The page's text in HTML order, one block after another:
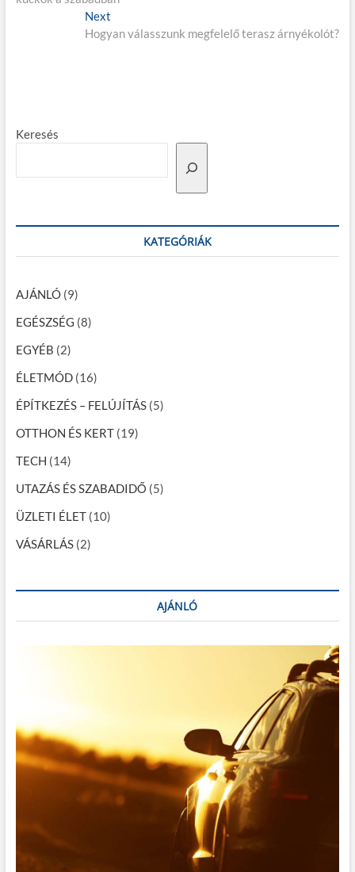
é
s
a
g
á
c
i
ó
Next
e
Hogyan válasszunk megfelelő terasz árnyékolót?
Keresés
KATEGÓRIÁK
AJÁNLÓ(9)
EGÉSZSÉG (8)
EGYÉB (2)
ÉLETMÓD(16)
ÉPÍTKEZÉS – FELÚJÍTÁS(5)
OTTHON ÉS KERT(19)
TECH (14)
UTAZÁS ÉS SZABADIDŐ (5)
ÜZLETI ÉLET(10)
VÁSÁRLÁS(2)
AJÁNLÓ